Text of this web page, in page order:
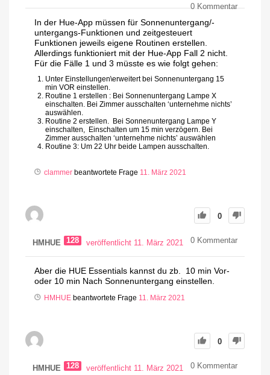
0Kommentar
In der Hue-App müssen für Sonnenuntergang/-
untergangs-Funktionen und zeitgesteuert
Funktionen jeweils eigene Routinen erstellen.
Allerdings funktioniert mit der Hue-App Fall 2 nicht.
Für die Fälle 1 und 3 müsste es wie folgt gehen:
Unter Einstellungen\erweitert bei Sonnenuntergang 15
min VOR einstellen.
Routine 1 erstellen : Bei Sonnenuntergang Lampe X
einschalten. Bei Zimmer ausschalten ‘unternehme nichts’
auswählen.
Routine 2 erstellen. Bei Sonnenuntergang Lampe Y
einschalten, Einschalten um 15 min verzögern. Bei
Zimmer ausschalten ‘unternehme nichts’ auswählen
Routine 3: Um 22 Uhr beide Lampen ausschalten.
clammer beantwortete Frage 11. März 2021
0
HMHUE 128 veröffentlicht 11. März 2021 0 Kommentar
Aber die HUE Essentials kannst du zb. 10 min Vor-
oder 10 min Nach Sonnenuntergang einstellen.
HMHUE beantwortete Frage 11. März 2021
0
HMHUE 128 veröffentlicht 11. März 2021 0 Kommentar